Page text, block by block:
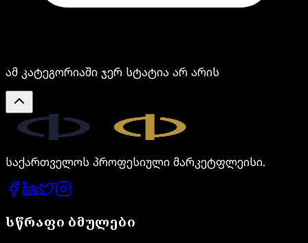
ამ კატეგორიაში ჯერ სტატია არ არის
საქართველოს პროფესიული მარკეტფლეისი.
სწრაფი ბმულები